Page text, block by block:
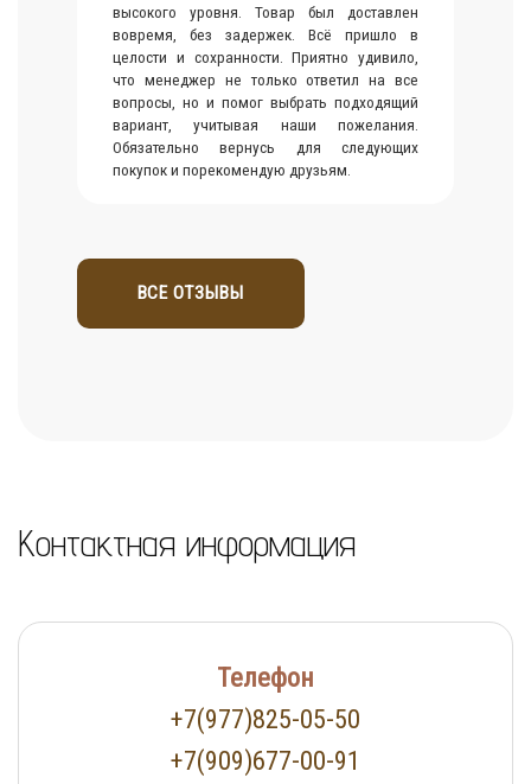
высокого уровня. Товар был доставлен
вовремя, без задержек. Всё пришло в
целости и сохранности. Приятно удивило,
что менеджер не только ответил на все
вопросы, но и помог выбрать подходящий
вариант, учитывая наши пожелания.
Обязательно вернусь для следующих
покупок и порекомендую друзьям.
ВСЕ ОТЗЫВЫ
Контактная информация
Телефон
+7(977)825-05-50
+7(909)677-00-91